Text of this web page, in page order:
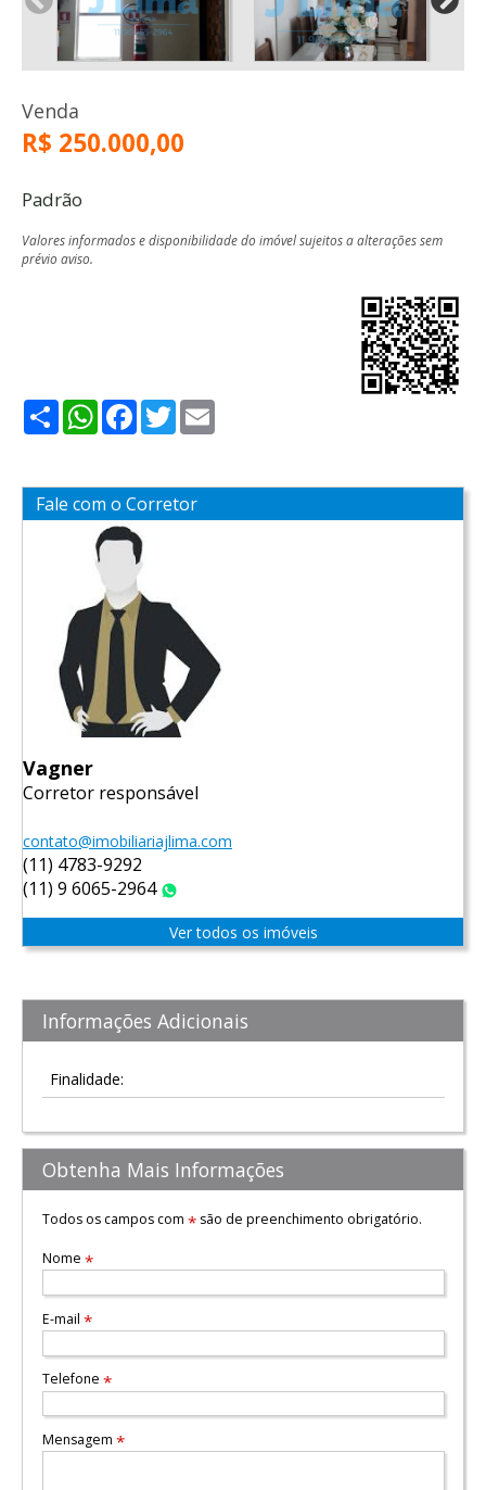
Venda
R$ 250.000,00
Padrão
Valores informados e disponibilidade do imóvel sujeitos a alterações sem
prévio aviso.
ShareWhatsApp
Facebook
Twitter
Fale com o Corretor
Vagner
Corretor responsável
contato@imobiliariajlima.com
(11) 4783-9292
(11) 9 6065-2964
Ver todos os imóveis
Informações Adicionais
Finalidade:
Obtenha Mais Informações
Todos os campos com *são de preenchimento obrigatório.
Nome *
E-mail *
Telefone *
Mensagem *